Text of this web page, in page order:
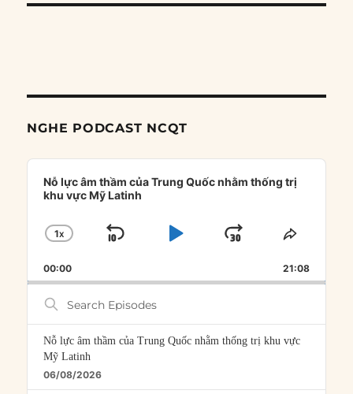
NGHE PODCAST NCQT
Audio
Player
Nỗ lực âm thầm của Trung Quốc nhằm thống trị
khu vực Mỹ Latinh
CHANGE
RATE
1X
SKIP
PLAYJUMP
FORWARD
SHARE
00:00 21:08
Search
Episodes
Nỗ lực âm thầm của Trung Quốc nhằm thống trị khu vực
Mỹ Latinh
06/08/2026